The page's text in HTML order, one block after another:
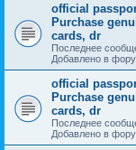
official
Purchase
cards, dr
Последнее
Добавлено в
official
Purchase
cards, dr
Последнее
Добавлено в